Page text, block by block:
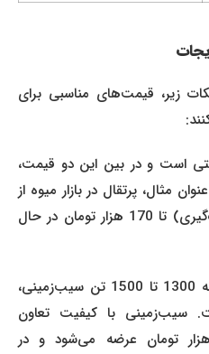
زیر، قیمت‌های مناسبی برای
است و در بین این دو قیمت،
مثال، پرتقال در بازار میوه از
هر کیلوگرم 75 هزار تومان (آب‌گیری) تا 170 هزار تومان در حال
2. تعاون روستایی با توزیع روزانه 1300 تا 1500 تن سیب‌زمینی،
با کیفیت تعاون
با نرخ 30 تا 35 هزار تومان عرضه می‌شود و در